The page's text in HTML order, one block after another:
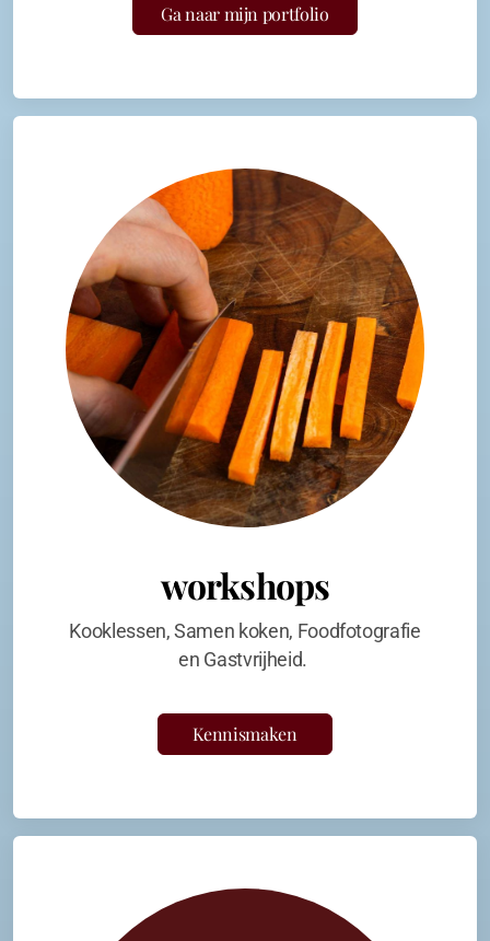
Ga naar mijn portfolio
workshops
Kooklessen, Samen koken, Foodfotografie
en Gastvrijheid.
Kennismaken